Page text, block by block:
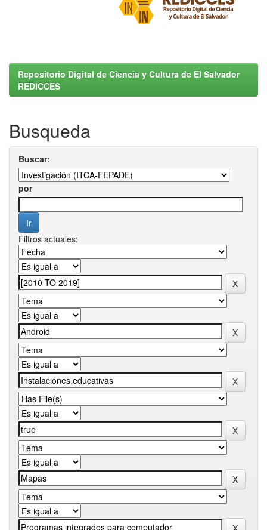
Repositorio Digital de Ciencia y Cultura de El Salvador
REDICCES
Busqueda
Buscar:
por
Filtros actuales: